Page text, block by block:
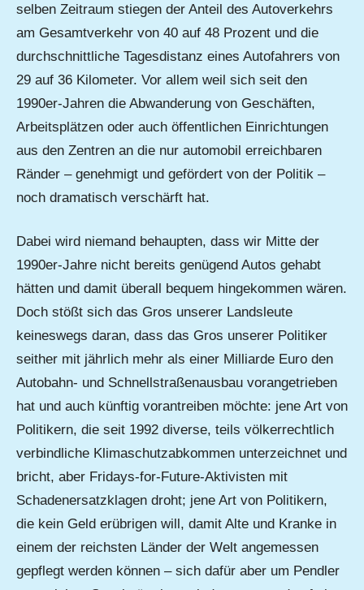
selben Zeitraum stiegen der Anteil des Autoverkehrs
am Gesamtverkehr von 40 auf 48 Prozent und die
durchschnittliche Tagesdistanz eines Autofahrers von
29 auf 36 Kilometer. Vor allem weil sich seit den
1990er-Jahren die Abwanderung von Geschäften,
Arbeitsplätzen oder auch öffentlichen Einrichtungen
aus den Zentren an die nur automobil erreichbaren
Ränder – genehmigt und gefördert von der Politik –
noch dramatisch verschärft hat.
Dabei wird niemand behaupten, dass wir Mitte der
1990er-Jahre nicht bereits genügend Autos gehabt
hätten und damit überall bequem hingekommen wären.
Doch stößt sich das Gros unserer Landsleute
keineswegs daran, dass das Gros unserer Politiker
seither mit jährlich mehr als einer Milliarde Euro den
Autobahn- und Schnellstraßenausbau vorangetrieben
hat und auch künftig vorantreiben möchte: jene Art von
Politikern, die seit 1992 diverse, teils völkerrechtlich
verbindliche Klimaschutzabkommen unterzeichnet und
bricht, aber Fridays-for-Future-Aktivisten mit
Schadenersatzklagen droht; jene Art von Politikern,
die kein Geld erübrigen will, damit Alte und Kranke in
einem der reichsten Länder der Welt angemessen
gepflegt werden können – sich dafür aber um Pendler